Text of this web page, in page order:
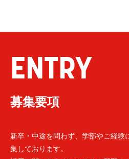
ENTRY
募集要項
新卒・中途を問わず、学部やご経験
集しております。